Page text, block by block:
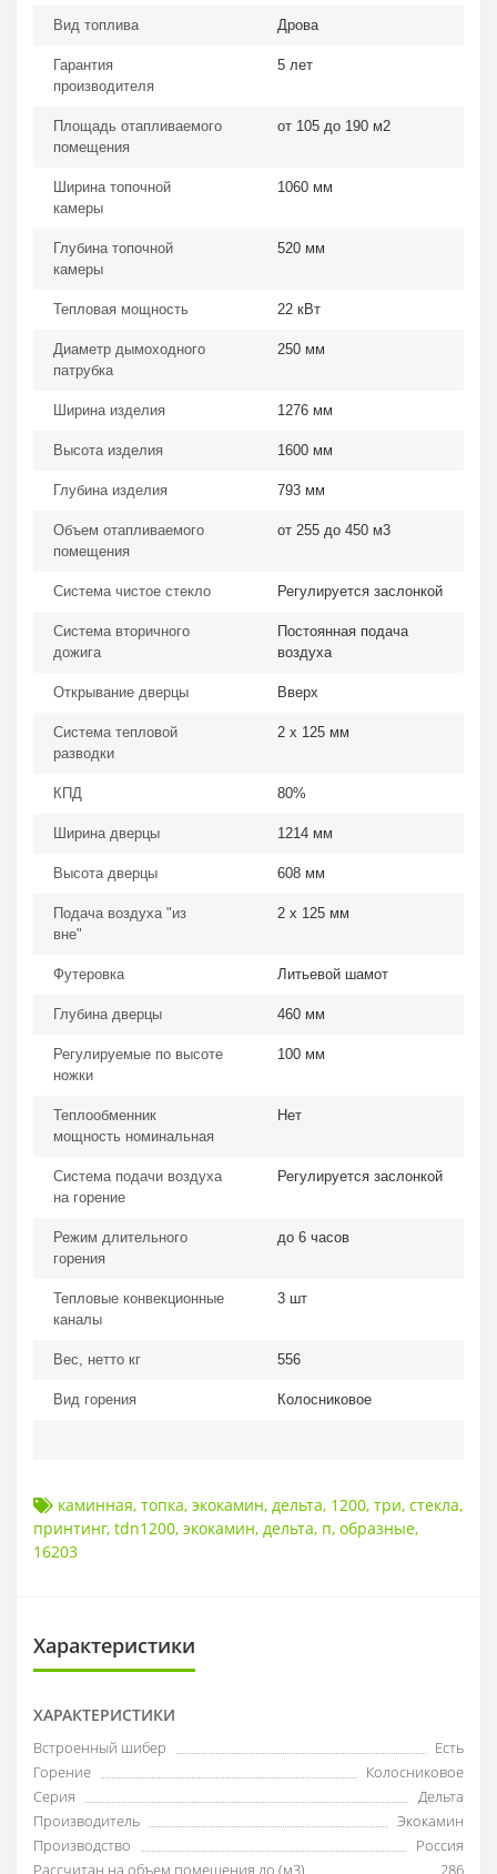
Вид топлива Дрова
Гарантия
производителя
5 лет
Площадь отапливаемого
помещения
от 105 до 190 м2
Ширина топочной
камеры
1060 мм
Глубина топочной
камеры
520 мм
Тепловая мощность 22 кВт
Диаметр дымоходного
патрубка
250 мм
Ширина изделия 1276 мм
Высота изделия 1600 мм
Глубина изделия 793 мм
Объем отапливаемого
помещения
от 255 до 450 м3
Система чистое стекло Регулируется заслонкой
Система вторичного
дожига
Постоянная подача
воздуха
Открывание дверцы Вверх
Система тепловой
разводки
2 х 125 мм
КПД 80%
Ширина дверцы 1214 мм
Высота дверцы 608 мм
Подача воздуха "из
вне"
2 х 125 мм
Футеровка Литьевой шамот
Глубина дверцы 460 мм
Регулируемые по высоте
ножки
100 мм
Теплообменник
мощность номинальная
Нет
Система подачи воздуха
на горение
Регулируется заслонкой
Режим длительного
горения
до 6 часов
Тепловые конвекционные
каналы
3 шт
Вес, нетто кг 556
Вид горения Колосниковое
каминная, топка, экокамин, дельта, 1200, три, стекла,
принтинг, tdn1200, экокамин, дельта, п, образные,
16203
Характеристики
ХАРАКТЕРИСТИКИ
Встроенный шибер
Есть
Горение
Колосниковое
Серия
Дельта
Производитель
Экокамин
Производство
Россия
Рассчитан на объем помещения до (м3)
286